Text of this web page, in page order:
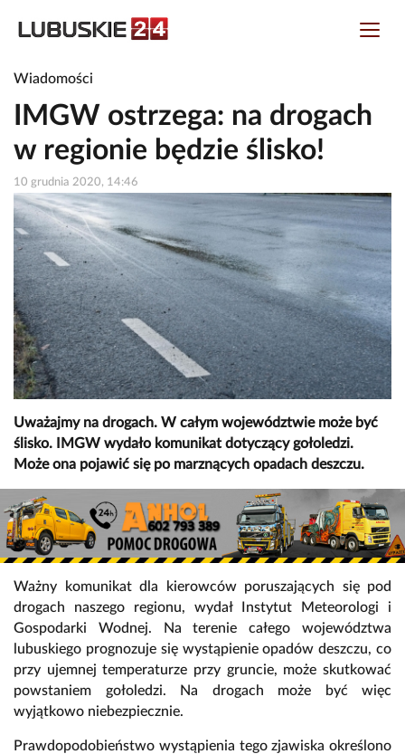
Wiadomości
IMGW ostrzega: na drogach
w regionie będzie ślisko!
10 grudnia 2020, 14:46
Uważajmy na drogach. W całym województwie może być
ślisko. IMGW wydało komunikat dotyczący gołoledzi.
Może ona pojawić się po marznących opadach deszczu.
Ważny komunikat dla kierowców poruszających się pod
drogach naszego regionu, wydał Instytut Meteorologi i
Gospodarki Wodnej. Na terenie całego województwa
lubuskiego prognozuje się wystąpienie opadów deszczu, co
przy ujemnej temperaturze przy gruncie, może skutkować
powstaniem gołoledzi. Na drogach może być więc
wyjątkowo niebezpiecznie.
Prawdopodobieństwo wystąpienia tego zjawiska określono